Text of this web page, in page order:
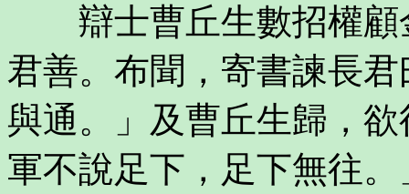
辯士曹丘生數招權顧
君善。布聞，寄書諫長
與通。」及曹丘生歸，
軍不說足下，足下無往